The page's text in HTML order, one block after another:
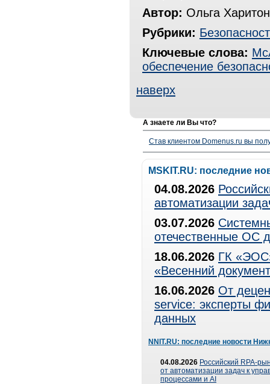
Автор: Ольга
Рубрики:
Ключевые слова:
обеспечение
наверх
А знаете ли Вы что?
Став клиентом Domenus.ru вы
MSKIT.RU: последние
04.08.2026
автоматизации
03.07.2026
отечественные ОС
18.06.2026 ГК
«Весенний
16.06.2026 От
service: эксперты
данных
NNIT.RU: последние новости
04.08.2026 Российский RPA-
от автоматизации задач к
процессами и AI